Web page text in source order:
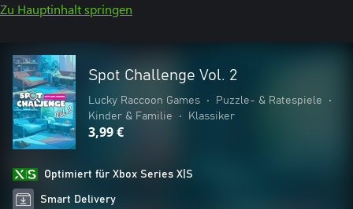
Zu Hauptinhalt springen
Spot Challenge Vol. 2
Lucky Raccoon Games • Puzzle- & Ratespiele
•
Kinder & Familie
• Klassiker
3,99 €
Optimiert für Xbox Series X|S
Smart Delivery